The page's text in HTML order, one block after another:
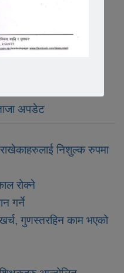
अपडेट
राखेकाहरुलाई निशुल्क रुपमा
रोक्ने
गर्ने
गुणस्तरहिन काम भएको